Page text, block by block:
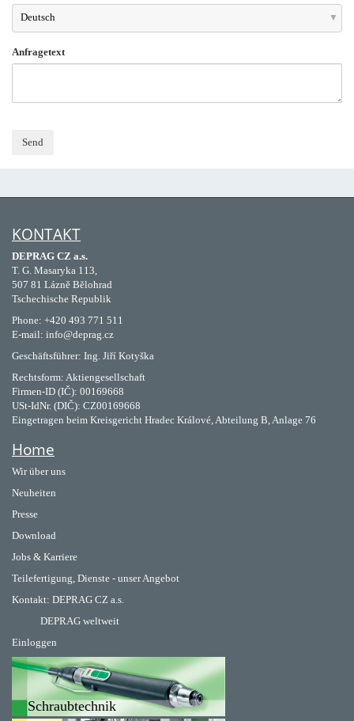
Deutsch
Anfragetext
KONTAKT
DEPRAG CZ a.s.
T. G. Masaryka 113,
507 81 Lázně Bělohrad
Tschechische Republik
Phone: +420 493 771 511
E-mail: info@deprag.cz
Geschäftsführer: Ing. Jiří Kotyška
Rechtsform: Aktiengesellschaft
Firmen-ID (IČ): 00169668
USt-IdNr. (DIČ): CZ00169668
Eingetragen beim Kreisgericht Hradec Králové, Abteilung B, Anlage 76
Home
Wir über uns
Neuheiten
Presse
Download
Jobs & Karriere
Teilefertigung, Dienste - unser Angebot
Kontakt: DEPRAG CZ a.s.
DEPRAG weltweit
Einloggen
Schraubtechnik